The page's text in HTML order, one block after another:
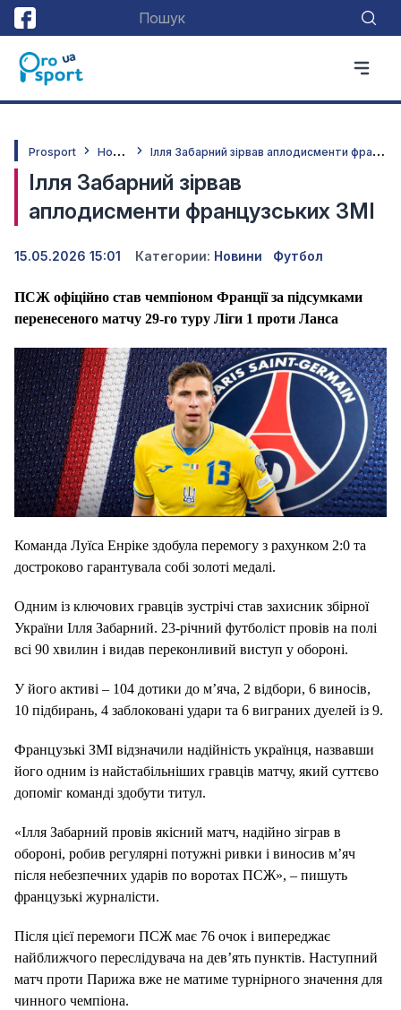
Prosport Н
овини І
лля Забарний зірвав аплодисменти французських ЗМІ
Ілля Забарний зірвав
аплодисменти французських ЗМІ
15.05.2026 15:01 Категории: Новини Футбол
ПСЖ офіційно став чемпіоном Франції за підсумками
перенесеного матчу 29-го туру Ліги 1 проти Ланса
Команда Луїса Енріке здобула перемогу з рахунком 2:0 та
достроково гарантувала собі золоті медалі.
Одним із ключових гравців зустрічі став захисник збірної
України Ілля Забарний. 23-річний футболіст провів на полі
всі 90 хвилин і видав переконливий виступ у обороні.
У його активі – 104 дотики до м’яча, 2 відбори, 6 виносів,
10 підбирань, 4 заблоковані удари та 6 виграних дуелей із 9.
Французькі ЗМІ відзначили надійність українця, назвавши
його одним із найстабільніших гравців матчу, який суттєво
допоміг команді здобути титул.
«Ілля Забарний провів якісний матч, надійно зіграв в
обороні, робив регулярні потужні ривки і виносив м’яч
після небезпечних ударів по воротах ПСЖ», – пишуть
французькі журналісти.
Після цієї перемоги ПСЖ має 76 очок і випереджає
найближчого переслідувача на дев’ять пунктів. Наступний
матч проти Парижа вже не матиме турнірного значення для
чинного чемпіона.